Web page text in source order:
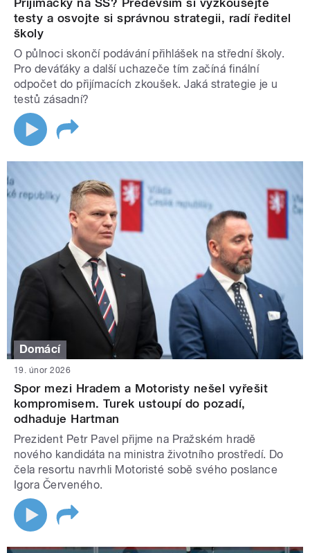
Přijímačky na SŠ? Především si vyzkoušejte
testy a osvojte si správnou strategii, radí ředitel
školy
O půlnoci skončí podávání přihlášek na střední školy.
Pro deváťáky a další uchazeče tím začíná finální
odpočet do přijímacích zkoušek. Jaká strategie je u
testů zásadní?
Domácí
19. únor 2026
Spor mezi Hradem a Motoristy nešel vyřešit
kompromisem. Turek ustoupí do pozadí,
odhaduje Hartman
Prezident Petr Pavel přijme na Pražském hradě
nového kandidáta na ministra životního prostředí. Do
čela resortu navrhli Motoristé sobě svého poslance
Igora Červeného.